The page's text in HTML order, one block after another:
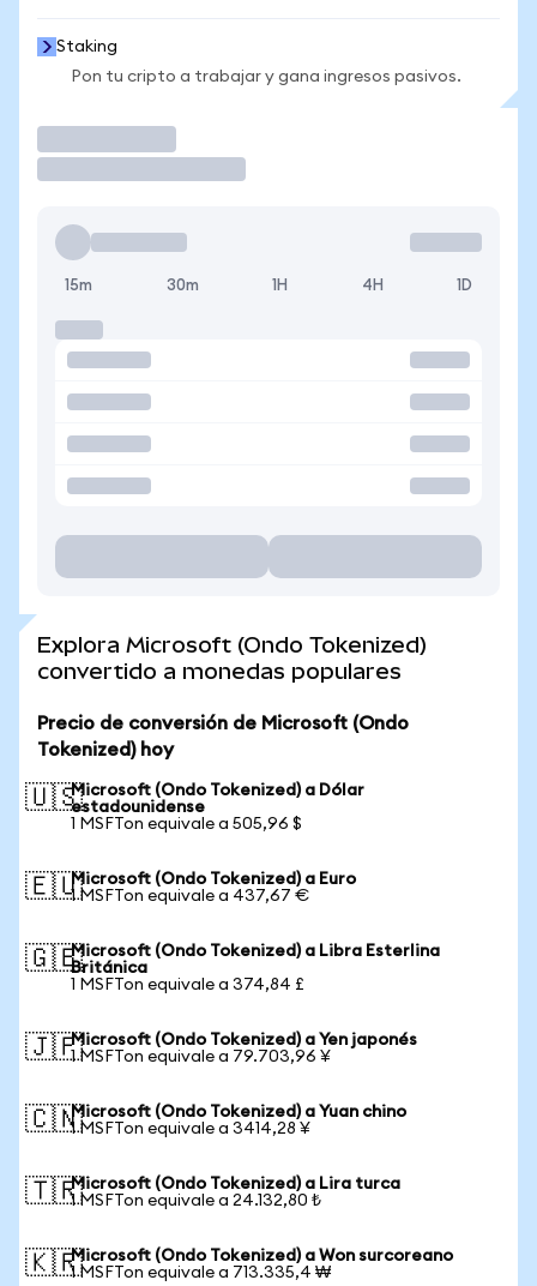
Staking
Pon tu cripto a trabajar y gana ingresos pasivos.
15m 30m 1H 4H 1D
Explora Microsoft (Ondo Tokenized)
convertido a monedas populares
Precio de conversión de Microsoft (Ondo
Tokenized) hoy
🇺🇸Microsoft (Ondo Tokenized) a Dólar
estadounidense
1 MSFTon equivale a 505,96 $
🇪🇺Microsoft (Ondo Tokenized) a Euro
1 MSFTon equivale a 437,67 €
🇬🇧Microsoft (Ondo Tokenized) a Libra Esterlina
Británica
1 MSFTon equivale a 374,84 £
🇯🇵Microsoft (Ondo Tokenized) a Yen japonés
1 MSFTon equivale a 79.703,96 ¥
🇨🇳Microsoft (Ondo Tokenized) a Yuan chino
1 MSFTon equivale a 3414,28 ¥
🇹🇷Microsoft (Ondo Tokenized) a Lira turca
1 MSFTon equivale a 24.132,80 ₺
🇰🇷Microsoft (Ondo Tokenized) a Won surcoreano
1 MSFTon equivale a 713.335,4 ₩